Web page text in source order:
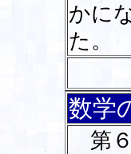
かに
た。
数学
第６